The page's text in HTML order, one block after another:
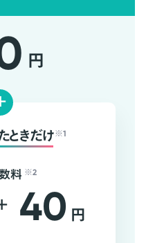
円
ときだけ ※1
料 ※2
40 円